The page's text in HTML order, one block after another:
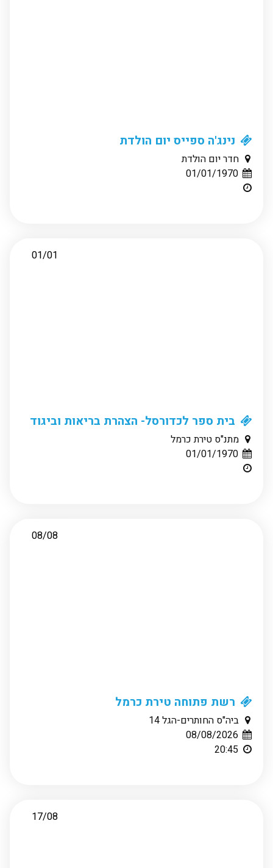
נינג'ה ספייס יום הולדת
חדר יום הולדת
01/01
בית ספר לכדורסל- הצהרת בריאות וביגוד
מתנ"ס טירת כרמל
08/08
רשת פתוחה טירת כרמל
ביה"ס החותרים-הגל 14
17/08